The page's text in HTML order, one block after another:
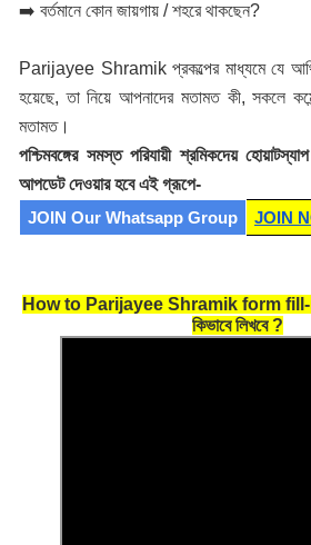
➡️ বর্তমানে কোন জায়গায় / শহরে থাকছেন?
Parijayee Shramik প্রকল্পের মাধ্যমে যে
হয়েছে, তা নিয়ে আপনাদের মতামত কী, সকলে
মতামত।
পশ্চিমবঙ্গের সমস্ত পরিযায়ী শ্রমিকদেয়
আপডেট দেওয়ার হবে এই গ্রূপে-
JOIN Our Whatsapp Group JOIN
How to Parijayee Shramik form
কিভাবে লিখবে ?